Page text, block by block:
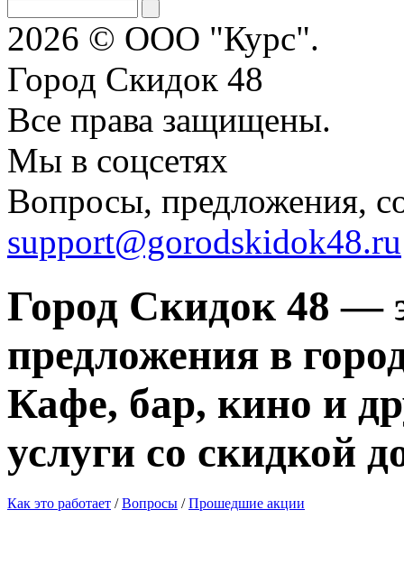
2026 © ООО "Курс".
Город Скидок 48
Все права защищены.
Мы в соцсетях
Вопросы, предложения,
support@gorodskidok48.ru
Город Скидок 48 —
предложения в
Кафе, бар, кино и
услуги со скидкой
Как это работает / Вопросы / Прошедшие акции